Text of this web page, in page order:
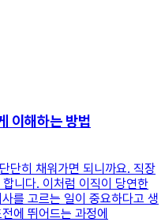
이해하는 방법
단히 채워가면 되니까요. 직장
니다. 이처럼 이직이 당연한
를 고르는 일이 중요하다고 생
에 뛰어드는 과정에